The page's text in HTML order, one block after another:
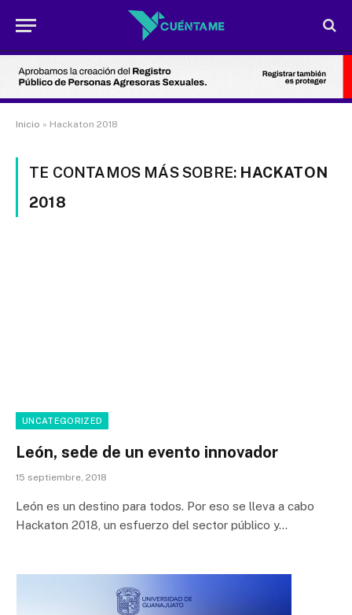
Inicio » Hackaton 2018
TE CONTAMOS MÁS SOBRE: HACKATON
2018
UNCATEGORIZED
León, sede de un evento innovador
15 septiembre, 2018
León es un destino para todos. Por eso se lleva a cabo
Hackaton 2018, un esfuerzo del sector público y…